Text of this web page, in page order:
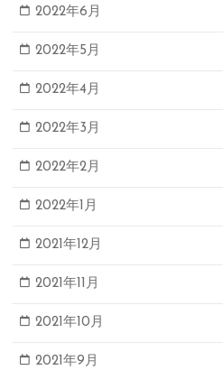
2022年6月
2022年5月
2022年4月
2022年3月
2022年2月
2022年1月
2021年12月
2021年11月
2021年10月
2021年9月